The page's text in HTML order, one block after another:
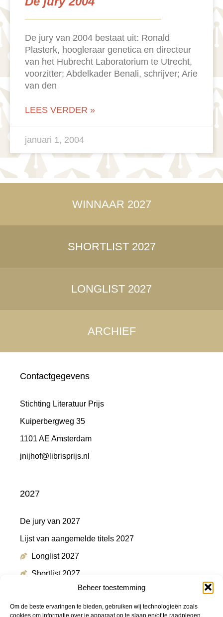
Beheer toestemming
Om de beste ervaringen te bieden, gebruiken wij technologieën zoals
cookies om informatie over je apparaat op te slaan en/of te raadplegen.
De jury van 2004 bestaat uit: Ronald
Plasterk, hoogleraar genetica en directeur
van het Hubrecht Laboratorium te Utrecht,
voorzitter; Abdelkader Benali, schrijver; Arie
van den
LEES VERDER »
januari 1, 2004
WINNAAR 2027
SHORTLIST 2027
LONGLIST 2027
ARCHIEF
Contactgegevens
Stichting Literatuur Prijs
Kuiperbergweg 35
1101 AE Amsterdam
jnijhof@librisprijs.nl
2027
De jury van 2027
Lijst van aangemelde titels 2027
Longlist 2027
Shortlist 2027
Winnaar 2027